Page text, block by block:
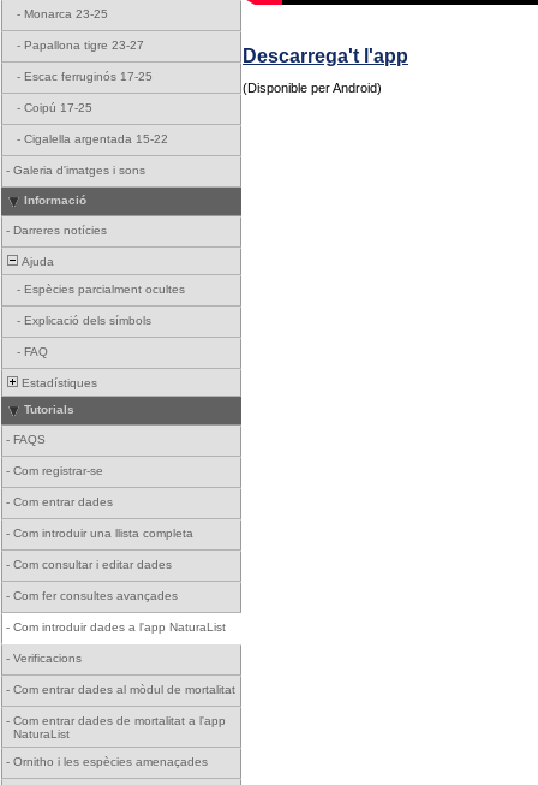
- Monarca 23-25
- Papallona tigre 23-27
- Escac ferruginós 17-25
- Coipú 17-25
- Cigalella argentada 15-22
- Galeria d'imatges i sons
Informació
- Darreres notícies
Ajuda
- Espècies parcialment ocultes
- Explicació dels símbols
- FAQ
Estadístiques
Tutorials
- FAQS
- Com registrar-se
- Com entrar dades
- Com introduir una llista completa
- Com consultar i editar dades
- Com fer consultes avançades
- Com introduir dades a l'app NaturaList
- Verificacions
- Com entrar dades al mòdul de mortalitat
- Com entrar dades de mortalitat a l'app
NaturaList
- Ornitho i les espècies amenaçades
Descarrega't l'app
(Disponible per Android)